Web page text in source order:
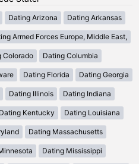
Dating Arizona Dating Arkansas
Armed Forces Europe, Middle East,
Colorado Dating Columbia
Dating Florida Dating Georgia
Dating Illinois Dating Indiana
Dating Kentucky Dating Louisiana
Dating Massachusetts
Dating Mississippi